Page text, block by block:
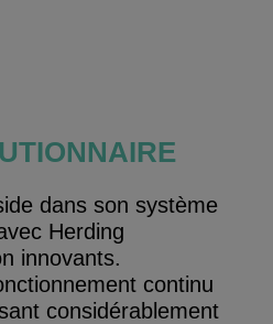
dans son système
Herding
innovants.
continu
considérablement